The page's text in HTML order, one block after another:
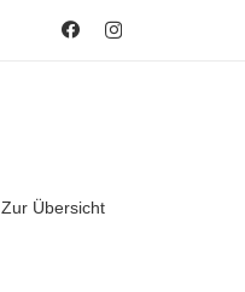
Zur Übersicht